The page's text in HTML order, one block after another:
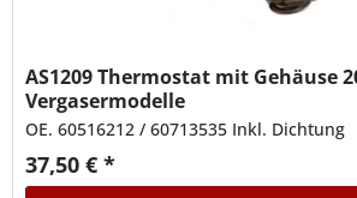
AS1209Thermostat mit Gehäuse
Vergasermodelle
OE. 60516212 / 60713535 Inkl. Dichtung
37,50 € *